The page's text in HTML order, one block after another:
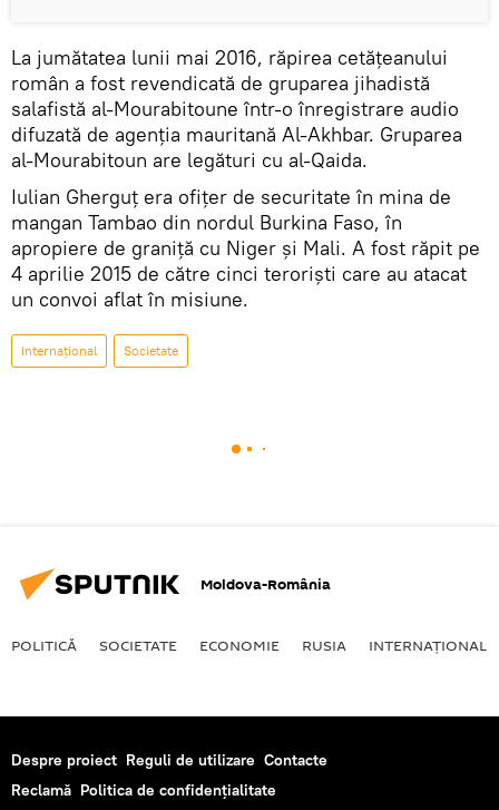
La jumătatea lunii mai 2016, răpirea cetăţeanului
român a fost revendicată de gruparea jihadistă
salafistă al-Mourabitoune într-o înregistrare audio
difuzată de agenția mauritană Al-Akhbar. Gruparea
al-Mourabitoun are legături cu al-Qaida.
Iulian Gherguţ era ofițer de securitate în mina de
mangan Tambao din nordul Burkina Faso, în
apropiere de graniță cu Niger și Mali. A fost răpit pe
4 aprilie 2015 de către cinci terorişti care au atacat
un convoi aflat în misiune.
Internaţional Societate
Moldova-România
POLITICĂ SOCIETATE ECONOMIE RUSIA INTERNAŢIONAL
Despre proiect Reguli de utilizare Contacte
Reclamă Politica de confidențialitate